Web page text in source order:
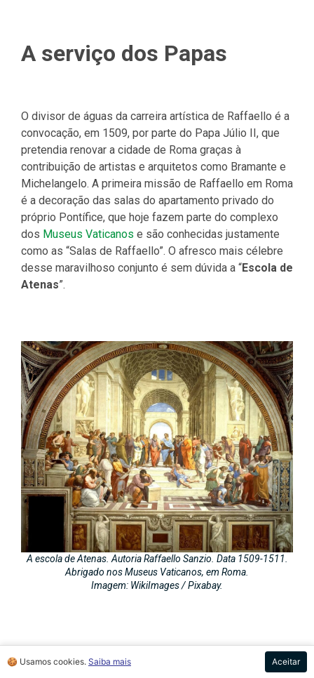
🍪 Usamos cookies. Saiba mais Aceitar
A serviço dos Papas
O divisor de águas da carreira artística de Raffaello é a
convocação, em 1509, por parte do Papa Júlio II, que
pretendia renovar a cidade de Roma graças à
contribuição de artistas e arquitetos como Bramante e
Michelangelo. A primeira missão de Raffaello em Roma
é a decoração das salas do apartamento privado do
próprio Pontífice, que hoje fazem parte do complexo
dos Museus Vaticanos e são conhecidas justamente
como as “Salas de Raffaello”. O afresco mais célebre
desse maravilhoso conjunto é sem dúvida a “Escola de
Atenas”.
A escola de Atenas. Autoria Raffaello Sanzio. Data 1509-1511.
Abrigado nos Museus Vaticanos, em Roma.
Imagem: WikiImages / Pixabay.
A Escola de Atenas